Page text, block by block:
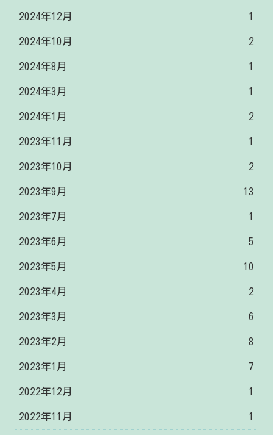
2024年12月 1
2024年10月 2
2024年8月 1
2024年3月 1
2024年1月 2
2023年11月 1
2023年10月 2
2023年9月 13
2023年7月 1
2023年6月 5
2023年5月 10
2023年4月 2
2023年3月 6
2023年2月 8
2023年1月 7
2022年12月 1
2022年11月 1